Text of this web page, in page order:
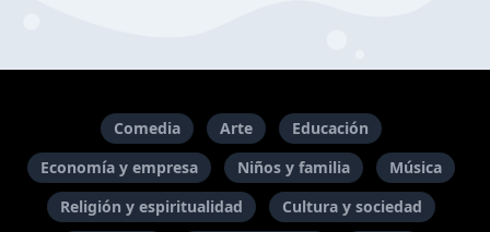
Comedia Arte
Educación
Economía y empresa
Niños y familia
Música
Religión y espiritualidad
Cultura y sociedad